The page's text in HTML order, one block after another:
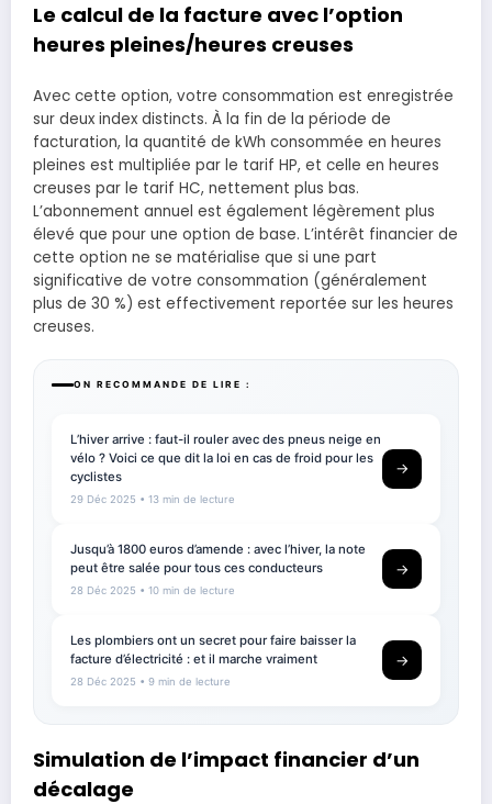
Le calcul de la facture avec l’option
heures pleines/heures creuses
Avec cette option, votre consommation est enregistrée
sur deux index distincts. À la fin de la période de
facturation, la quantité de kWh consommée en heures
pleines est multipliée par le tarif HP, et celle en heures
creuses par le tarif HC, nettement plus bas.
L’abonnement annuel est également légèrement plus
élevé que pour une option de base. L’intérêt financier de
cette option ne se matérialise que si une part
significative de votre consommation (généralement
plus de 30 %) est effectivement reportée sur les heures
creuses.
ON RECOMMANDE DE LIRE :
L’hiver arrive : faut-il rouler avec des pneus neige en
vélo ? Voici ce que dit la loi en cas de froid pour les
cyclistes
29 Déc 2025 • 13 min de lecture
→
Jusqu’à 1800 euros d’amende : avec l’hiver, la note
peut être salée pour tous ces conducteurs
28 Déc 2025 • 10 min de lecture
→
Les plombiers ont un secret pour faire baisser la
facture d’électricité : et il marche vraiment
28 Déc 2025 • 9 min de lecture
→
Simulation de l’impact financier d’un
décalage